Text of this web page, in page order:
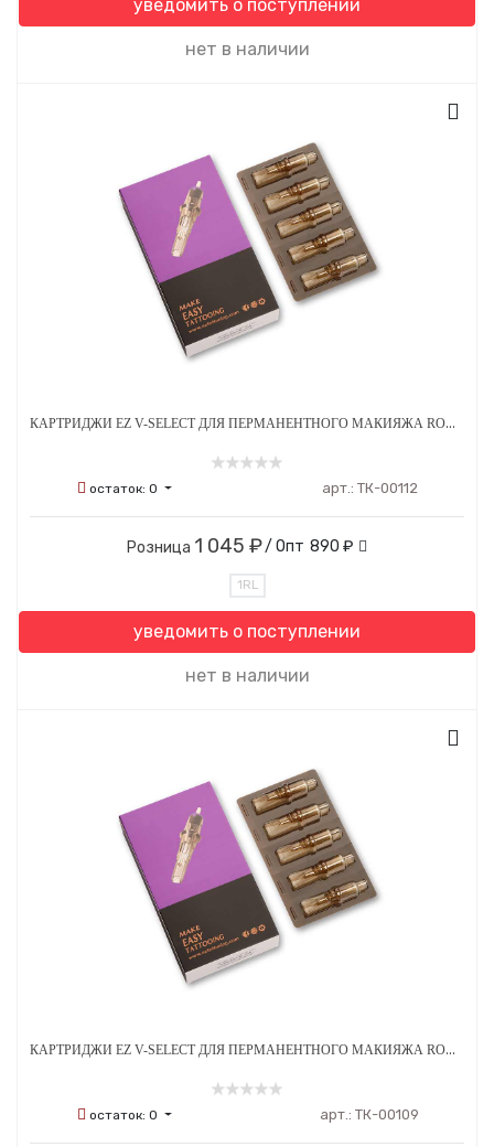
уведомить о поступлении
нет в наличии
КАРТРИДЖИ EZ V-SELECT ДЛЯ ПЕРМАНЕНТНОГО МАКИЯЖА ROUND LINER A 0.35 ММ 20 ШТ
остаток: 0 арт.: ТК-00112
Розница 1 045 ₽/ Опт 890 ₽
1RL
уведомить о поступлении
нет в наличии
КАРТРИДЖИ EZ V-SELECT ДЛЯ ПЕРМАНЕНТНОГО МАКИЯЖА ROUND LINER A 0.18 ММ 20 ШТ
остаток: 0 арт.: ТК-00109